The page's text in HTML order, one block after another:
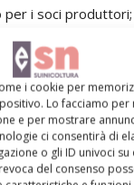
i cookie per
Lo facciamo per
e per mostrare
ci consentirà di
o gli ID univoci su
del consenso
i soci produttori;
e le
di interesse
produttiva;
tecnico-